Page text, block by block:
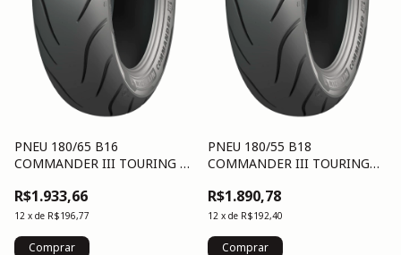
PNEU 180/65 B16
COMMANDER III TOURING R
R$1.933,66
12 x de R$196,77
PNEU 180/55 B18
COMMANDER III TOURING
R$1.890,78
12 x de R$192,40